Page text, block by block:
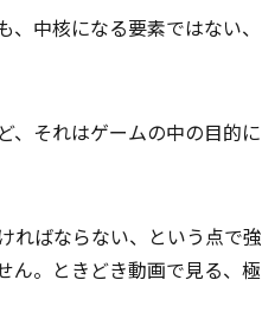
中核になる要素ではない、
、それはゲームの中の目的に
ればならない、という点で強
ん。ときどき動画で見る、極